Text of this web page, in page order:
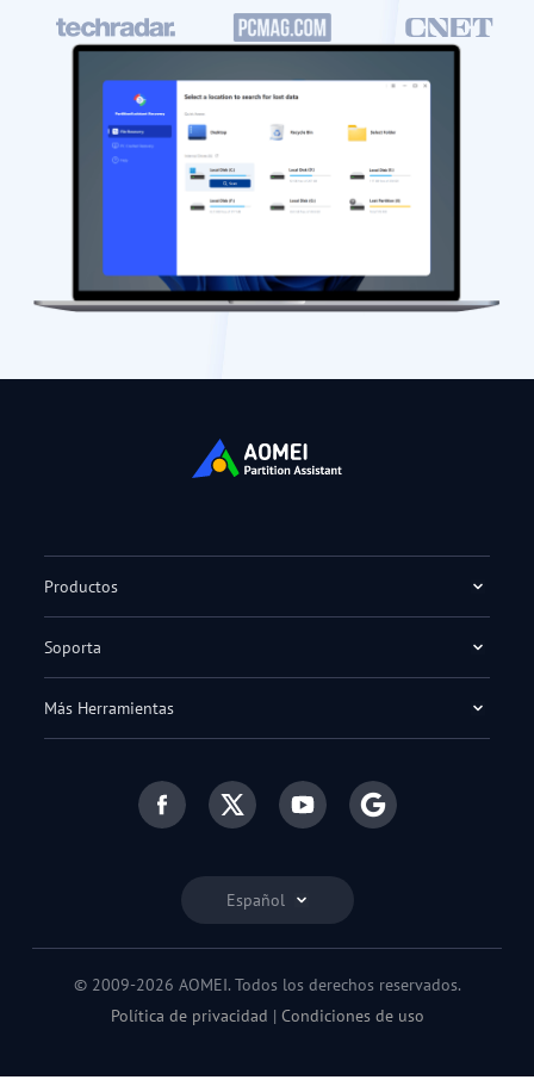
Español
Productos
Soporta
Más Herramientas
© 2009-2026 AOMEI. Todos los derechos reservados.
Política de privacidad | Condiciones de uso